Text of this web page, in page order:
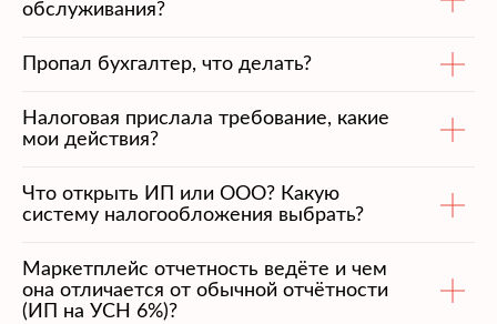
обслуживания?
Пропал бухгалтер, что делать?
Налоговая прислала требование, какие
мои действия?
Что открыть ИП или ООО? Какую
систему налогообложения выбрать?
Маркетплейс отчетность ведёте и чем
она отличается от обычной отчётности
(ИП на УСН 6%)?